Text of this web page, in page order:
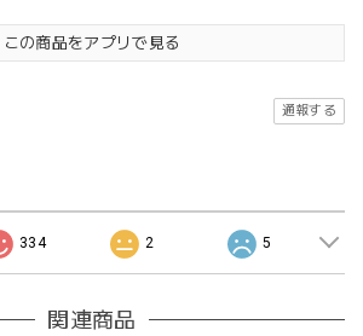
この商品をアプリで見る
通報する
334 2 5
関連商品